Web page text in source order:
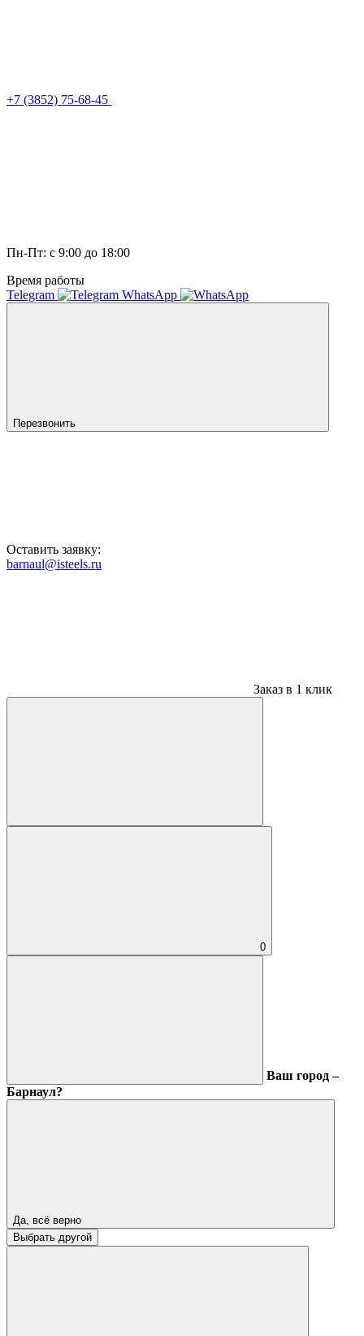
+7 (3852) 75-68-45
Пн-Пт: с 9:00 до 18:00
Время работы
Telegram
WhatsApp
Перезвонить
Оставить заявку:
barnaul@isteels.ru
Заказ в 1 клик
0
Ваш город –
Барнаул?
Да, всё верно
Выбрать другой